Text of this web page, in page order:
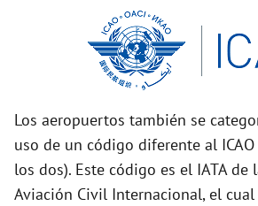
Los aeropuertos también se
uso de un código diferente al
los dos). Este código es el IATA de
Aviación Civil Internacional, el